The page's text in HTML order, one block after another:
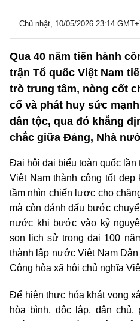
Chủ nhật, 10/05/2026 23:14
Qua 40 năm tiến hành
trận Tổ quốc Việt Nam
trò trung tâm, nòng cốt
cố và phát huy sức
dân tộc, qua đó khẳng
chắc giữa Đảng, Nhà
Đại hội đại biểu toàn quốc
Việt Nam thành công tốt đẹp
tầm nhìn chiến lược cho
mà còn đánh dấu bước
nước khi bước vào kỷ
son lịch sử trọng đại 100
thành lập nước Việt Nam
Cộng hòa xã hội chủ nghĩa
Để hiện thực hóa khát vọng
hòa bình, độc lập, dân chủ,